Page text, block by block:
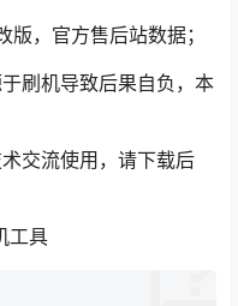
版，官方售后站数据；
刷机导致后果自负，本
交流使用，请下载后
工具